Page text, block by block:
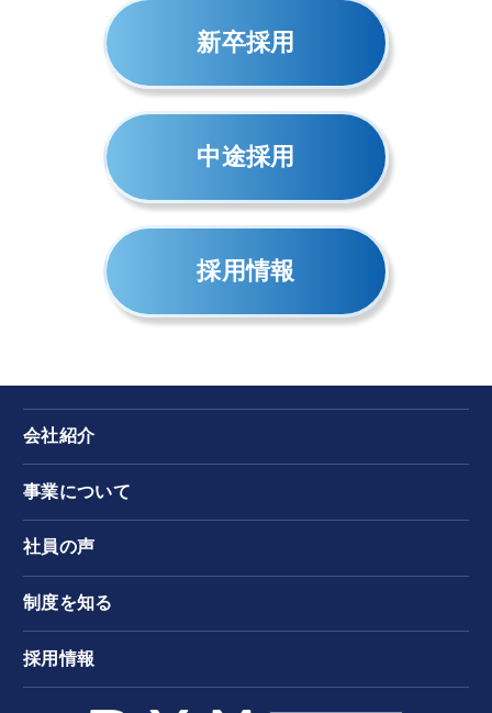
新卒採用
中途採用
採用情報
会社紹介
事業について
社員の声
制度を知る
採用情報